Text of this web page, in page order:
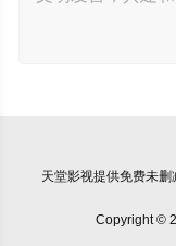
天堂影视提供免费未删
Copyright ©